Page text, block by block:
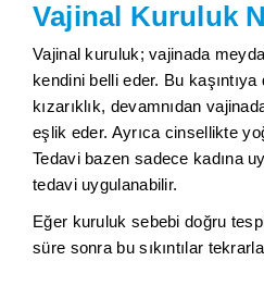
Vajinal Kuruluk
Vajinal kuruluk; vajinada
kendini belli eder. Bu
kızarıklık, devamnıdan
eşlik eder. Ayrıca cinsellikte
Tedavi bazen sadece kadına
tedavi uygulanabilir.
Eğer kuruluk sebebi doğru
süre sonra bu sıkıntılar